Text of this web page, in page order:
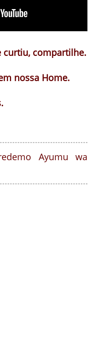
curtiu, compartilhe.
nossa Home.
Ayumu wa